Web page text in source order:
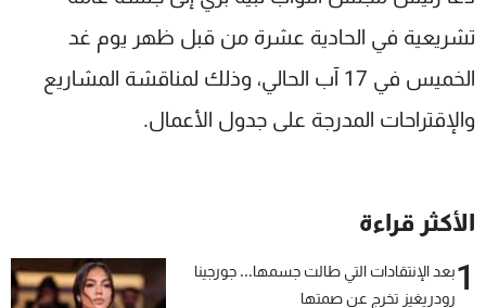
تشريعية في الحادية عشرة من قبل ظهر يوم غد
الخميس في 17 آب الحالي، وذلك لمناقشة المشاريع
والإقتراحات المدرجة على جدول الأعمال.
الأكثر قراءة
1بعد الإنتقادات التي طالت جسمها... جورجينا
رودريغيز تخرج عن صمتها
شاهد البرامج
الترددات
عن MTV
وظائف